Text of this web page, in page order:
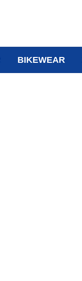
BIKEWEAR